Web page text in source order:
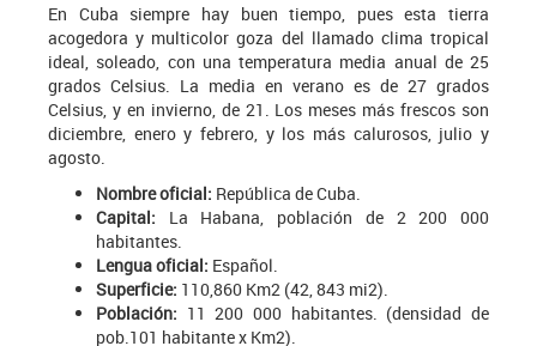
En Cuba siempre hay buen tiempo, pues esta tierra
acogedora y multicolor goza del llamado clima tropical
ideal, soleado, con una temperatura media anual de 25
grados Celsius. La media en verano es de 27 grados
Celsius, y en invierno, de 21. Los meses más frescos son
diciembre, enero y febrero, y los más calurosos, julio y
agosto.
Nombre oficial: República de Cuba.
Capital: La Habana, población de 2 200 000
habitantes.
Lengua oficial: Español.
Superficie: 110,860 Km2 (42, 843 mi2).
Población: 11 200 000 habitantes. (densidad de
pob.101 habitante x Km2).